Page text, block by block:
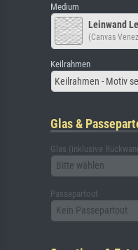
Medium
Leinwand
(Canvas
Keilrahmen
Keilrahmen - Motiv
Glas &
Glas (inklusive
Bitte wählen
Passepartout
Kein Passepartout